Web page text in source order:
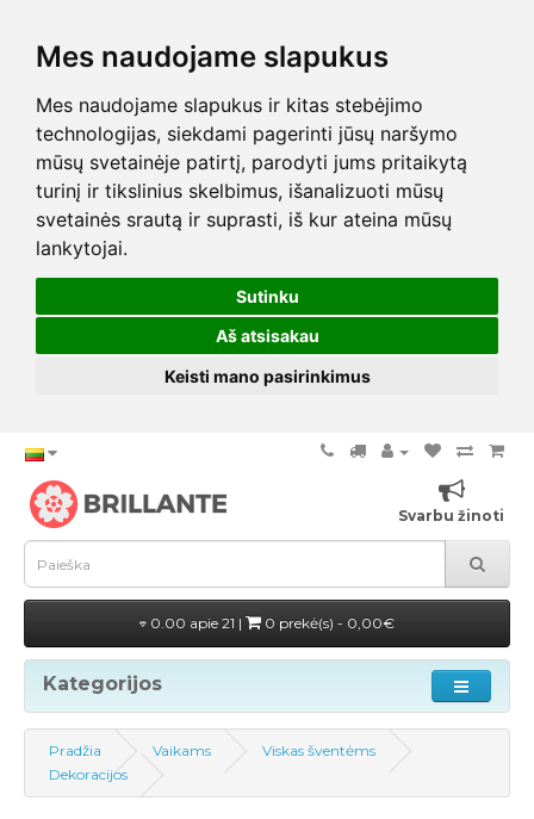
Mes naudojame slapukus
Mes naudojame slapukus ir kitas stebėjimo
technologijas, siekdami pagerinti jūsų naršymo
mūsų svetainėje patirtį, parodyti jums pritaikytą
turinį ir tikslinius skelbimus, išanalizuoti mūsų
svetainės srautą ir suprasti, iš kur ateina mūsų
lankytojai.
Sutinku
Aš atsisakau
Keisti mano pasirinkimus
Svarbu žinoti
0.00 apie 21 | 0 prekė(s) - 0,00€
Kategorijos
Pradžia Vaikams
Viskas šventėms
Dekoracijos